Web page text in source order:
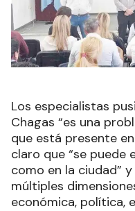
Los especialistas
Chagas “es una
que está presente
claro que “se
como en la ciudad”
múltiples
económica, política,